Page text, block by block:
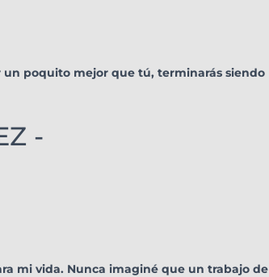
un poquito mejor que tú, terminarás siendo
-
mi vida. Nunca imaginé que un trabajo de